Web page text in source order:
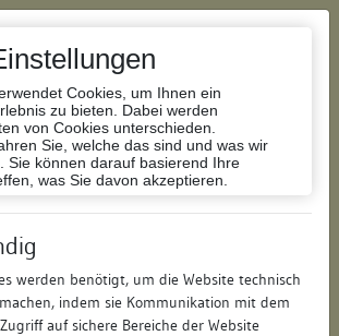
Cookies, um Ihnen ein
zu bieten. Dabei werden
von Cookies unterschieden.
Sie, welche das sind und was wir
Sie können darauf basierend Ihre
was Sie davon akzeptieren.
werden benötigt, um die Website technisch
indem sie Kommunikation mit dem
auf sichere Bereiche der Website
Restaurierung
/Datum:04.05.2016
Bauforschung und Restaurierung